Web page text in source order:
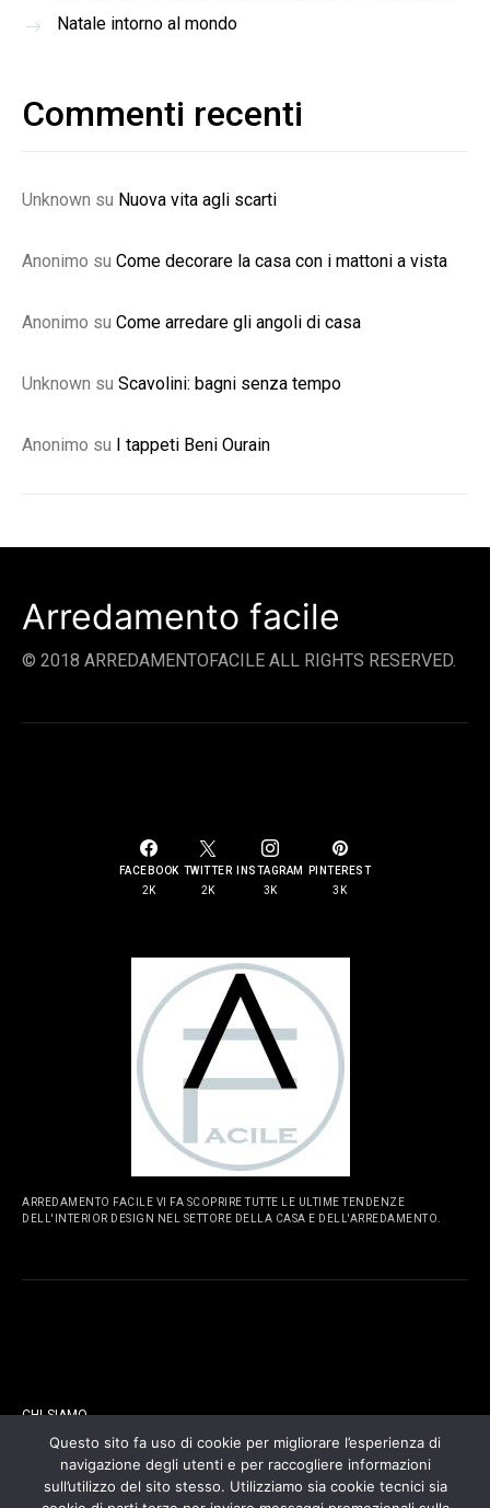
Natale intorno al mondo
Commenti recenti
Unknown su Nuova vita agli scarti
Anonimo su Come decorare la casa con i mattoni a vista
Anonimo su Come arredare gli angoli di casa
Unknown su Scavolini: bagni senza tempo
Anonimo su I tappeti Beni Ourain
Arredamento facile
© 2018 ARREDAMENTOFACILE ALL RIGHTS RESERVED.
FACEBOOK
2K
TWITTER
2K
INSTAGRAM
3K
PINTEREST
3K
ARREDAMENTO FACILE VI FA SCOPRIRE TUTTE LE ULTIME TENDENZE
DELL'INTERIOR DESIGN NEL SETTORE DELLA CASA E DELL'ARREDAMENTO.
CHI SIAMO
CONTATTI
Questo sito fa uso di cookie per migliorare l’esperienza di
navigazione degli utenti e per raccogliere informazioni
sull’utilizzo del sito stesso. Utilizziamo sia cookie tecnici sia